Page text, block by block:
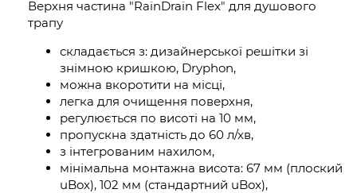
Верхня частина "RainDrain Flex" для душового
трапу
складається з: дизайнерської решітки зі
знімною кришкою, Dryphon,
можна вкоротити на місці,
легка для очищення поверхня,
регулюється по висоті на 10 мм,
пропускна здатність до 60 л/хв,
з інтегрованим нахилом,
мінімальна монтажна висота: 67 мм (плоский
uBox), 102 мм (стандартний uBox),